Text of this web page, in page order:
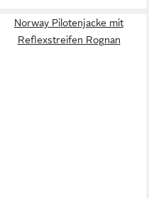
Norway Pilotenjacke mit
Reflexstreifen Rognan